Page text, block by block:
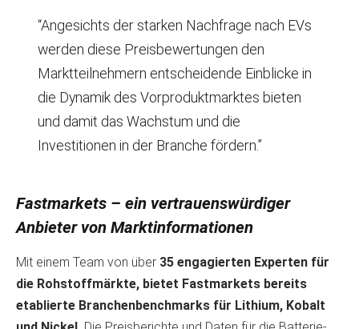
“Angesichts der starken Nachfrage nach EVs
werden diese Preisbewertungen den
Marktteilnehmern entscheidende Einblicke in
die Dynamik des Vorproduktmarktes bieten
und damit das Wachstum und die
Investitionen in der Branche fördern.”
Fastmarkets – ein vertrauenswürdiger
Anbieter von Marktinformationen
Mit einem Team von über 35 engagierten Experten für
die Rohstoffmärkte, bietet Fastmarkets bereits
etablierte Branchenbenchmarks für Lithium, Kobalt